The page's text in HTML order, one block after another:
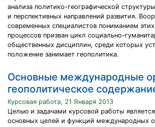
анализа политико-географической
и перспективных направлений развития.
современных специалистов пониманием
процессов призван цикл социально-
общественных дисциплин, среди которых
положение занимает геополитика.
Основные международные
геополитическое
Курсовая работа, 21 Января 2013
Целью и задачами курсовой работы является
основных целей и функций международных